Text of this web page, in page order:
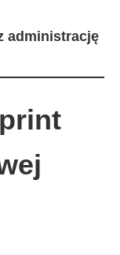
administrację